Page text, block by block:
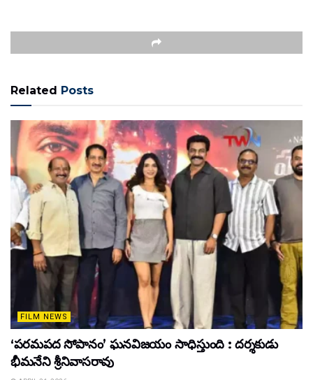
Related Posts
FILM NEWS
‘పరమపద సోపానం’ ఘనవిజయం సాధిస్తుంది : దర్శకుడు
భీమనేని శ్రీనివాసరావు